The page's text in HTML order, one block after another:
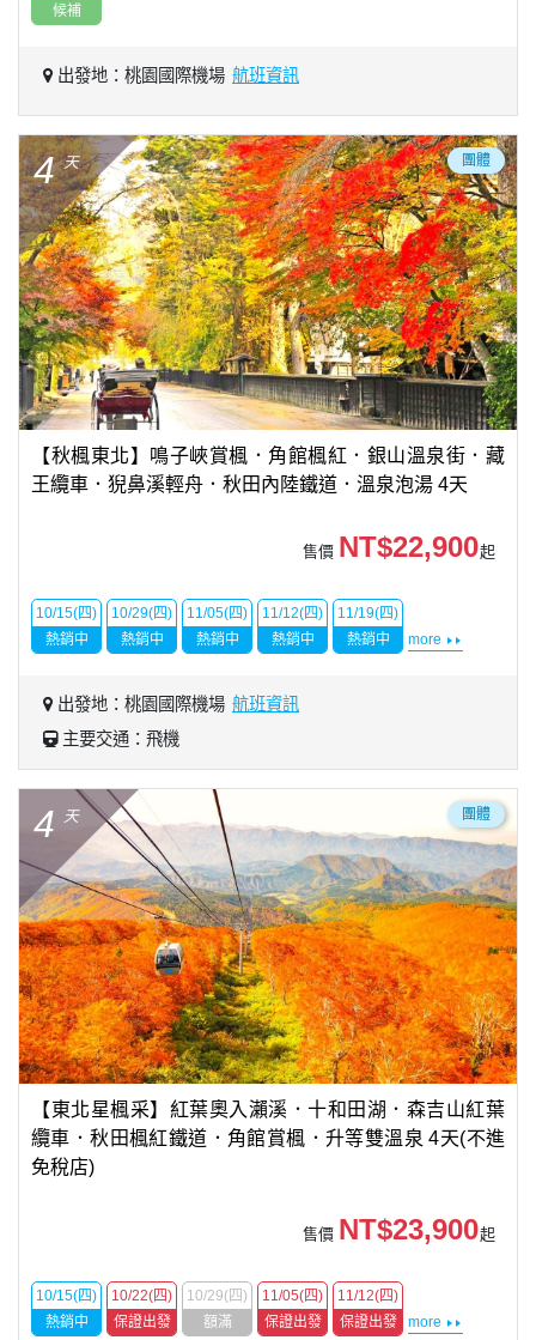
候補
出發地：桃園國際機場 航班資訊
4 天 團體
【秋楓東北】鳴子峽賞楓．角館楓紅．銀山溫泉街．藏
王纜車．猊鼻溪輕舟．秋田內陸鐵道．溫泉泡湯 4天
售價 NT$22,900起
10/15(四)
熱銷中
10/29(四)
熱銷中
11/05(四)
熱銷中
11/12(四)
熱銷中
11/19(四)
熱銷中
more
出發地：桃園國際機場 航班資訊
主要交通：飛機
4 天 團體
【東北星楓采】紅葉奧入瀨溪．十和田湖．森吉山紅葉
纜車．秋田楓紅鐵道．角館賞楓．升等雙溫泉 4天(不進
免稅店)
售價 NT$23,900起
10/15(四)
熱銷中
10/22(四)
保證出發
10/29(四)
額滿
11/05(四)
保證出發
11/12(四)
保證出發
more